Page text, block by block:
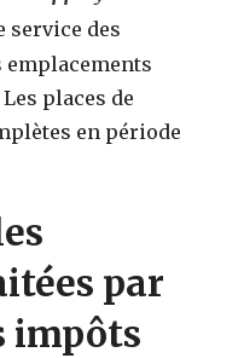
service des
places de
en période
par
impôts